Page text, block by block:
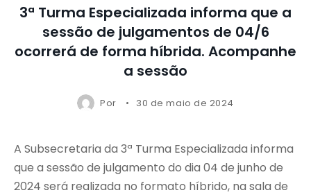
3ª Turma Especializada informa que a
sessão de julgamentos de 04/6
ocorrerá de forma híbrida. Acompanhe
a sessão
Por 30 de maio de 2024
A Subsecretaria da 3ª Turma Especializada informa
que a sessão de julgamento do dia 04 de junho de
2024 será realizada no formato híbrido, na sala de